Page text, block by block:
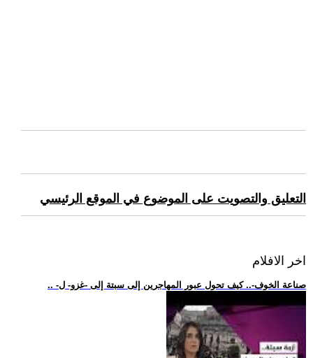
التعليق والتصويت على الموضوع في الموقع الرئيسي
اخر الافلام
.. -صناعة الخوف-.. كيف تحول عبور المهاجرين إلى سبتة إلى -غزو- ل